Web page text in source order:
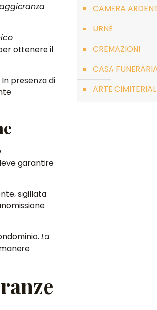
ottenere il
In presenza di
garantire
sigillata
La
CAMERA
URNE
CREMAZIONI
CASA FUNERARIA
ARTE